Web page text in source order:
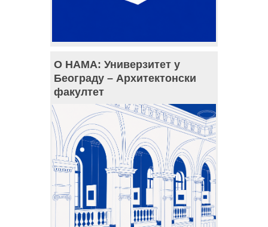
О НАМА: Универзитет у
Београду – Архитектонски
факултет